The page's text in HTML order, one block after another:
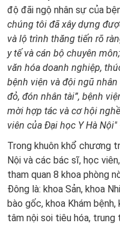
độ đãi ngộ nhân sự của
chúng tôi đã xây dựng
và lộ trình thăng tiến rõ
y tế và cán bộ chuyên
văn hóa doanh nghiệp,
bệnh viện và đội ngũ
đỏ, đón nhân tài”, bệnh
mời hợp tác và cơ hội
viên của Đại học Y Hà Nội"
Trong khuôn khổ chương
Nội và các bác sĩ, học
tham quan 8 khoa phòng
Đông là: khoa Sản, khoa
bào gốc, khoa Khám
tâm nội soi tiêu hóa, trung